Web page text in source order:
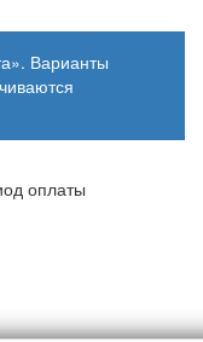
». Варианты
оплаты